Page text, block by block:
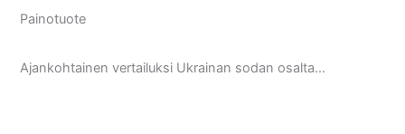
Painotuote
Ajankohtainen vertailuksi Ukrainan sodan osalta…